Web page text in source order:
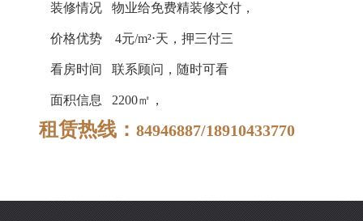
装修情况 物业给免费精装修交付，
价格优势 4元/m²⋅天，押三付三
看房时间 联系顾问，随时可看
面积信息 2200㎡，
租赁热线： 84946887/18910433770